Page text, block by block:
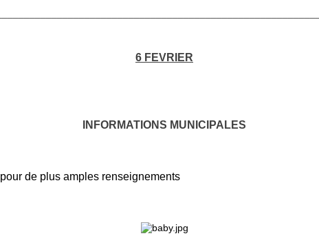
6 FEVRIER
INFORMATIONS MUNICIPALES
pour de plus amples renseignements